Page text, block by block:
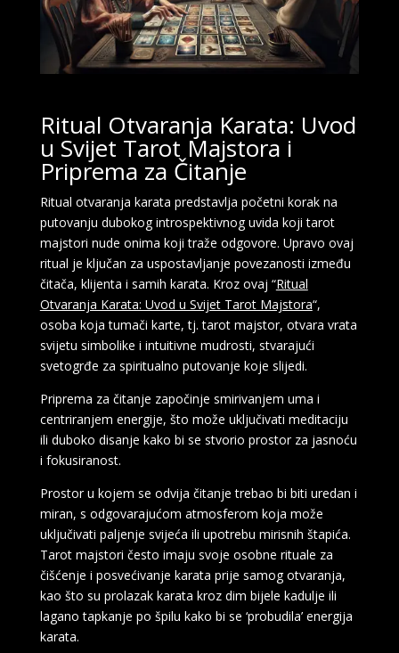
Ritual Otvaranja Karata: Uvod
u Svijet Tarot Majstora i
Priprema za Čitanje
Ritual otvaranja karata predstavlja početni korak na
putovanju dubokog introspektivnog uvida koji tarot
majstori nude onima koji traže odgovore. Upravo ovaj
ritual je ključan za uspostavljanje povezanosti između
čitača, klijenta i samih karata. Kroz ovaj “Ritual
Otvaranja Karata: Uvod u Svijet Tarot Majstora“,
osoba koja tumači karte, tj. tarot majstor, otvara vrata
svijetu simbolike i intuitivne mudrosti, stvarajući
svetogrđe za spiritualno putovanje koje slijedi.
Priprema za čitanje započinje smirivanjem uma i
centriranjem energije, što može uključivati meditaciju
ili duboko disanje kako bi se stvorio prostor za jasnoću
i fokusiranost.
Prostor u kojem se odvija čitanje trebao bi biti uredan i
miran, s odgovarajućom atmosferom koja može
uključivati paljenje svijeća ili upotrebu mirisnih štapića.
Tarot majstori često imaju svoje osobne rituale za
čišćenje i posvećivanje karata prije samog otvaranja,
kao što su prolazak karata kroz dim bijele kadulje ili
lagano tapkanje po špilu kako bi se ‘probudila’ energija
karata.